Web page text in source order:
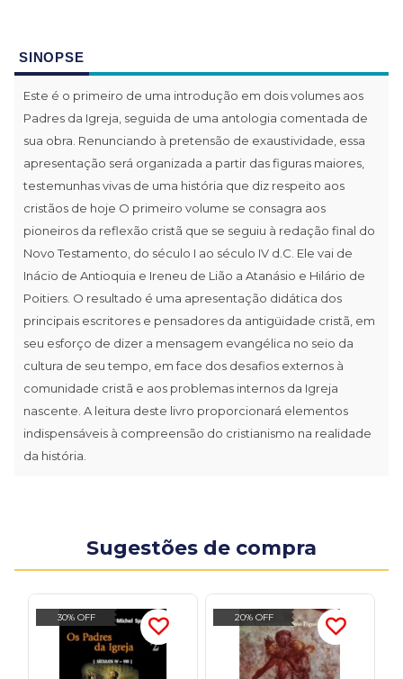
SINOPSE
Este é o primeiro de uma introdução em dois volumes aos
Padres da Igreja, seguida de uma antologia comentada de
sua obra. Renunciando à pretensão de exaustividade, essa
apresentação será organizada a partir das figuras maiores,
testemunhas vivas de uma história que diz respeito aos
cristãos de hoje O primeiro volume se consagra aos
pioneiros da reflexão cristã que se seguiu à redação final do
Novo Testamento, do século I ao século IV d.C. Ele vai de
Inácio de Antioquia e Ireneu de Lião a Atanásio e Hilário de
Poitiers. O resultado é uma apresentação didática dos
principais escritores e pensadores da antigüidade cristã, em
seu esforço de dizer a mensagem evangélica no seio da
cultura de seu tempo, em face dos desafios externos à
comunidade cristã e aos problemas internos da Igreja
nascente. A leitura deste livro proporcionará elementos
indispensáveis à compreensão do cristianismo na realidade
da história.
Sugestões de compra
30% OFF 20% OFF